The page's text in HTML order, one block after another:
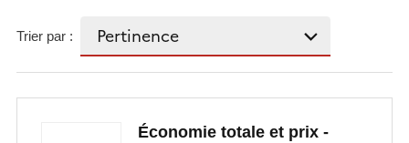
Trier par :
Économie totale et prix -